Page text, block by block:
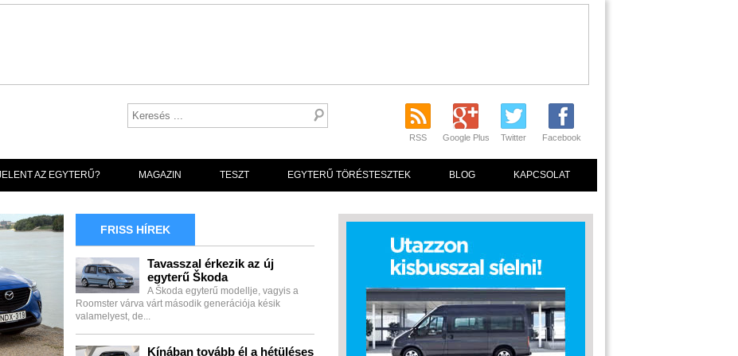
RSS Google Plus Twitter Facebook
AZ EGYTERŰ? MAGAZIN TESZT EGYTERŰ TÖRÉSTESZTEK BLOG KAPCSOLAT
FRISS HÍREK
Tavasszal érkezik az új
egyterű Škoda
A Škoda egyterű modellje, vagyis a
Roomster várva várt második generációja késik
valamelyest, de...
Kínában tovább él a hétüléses